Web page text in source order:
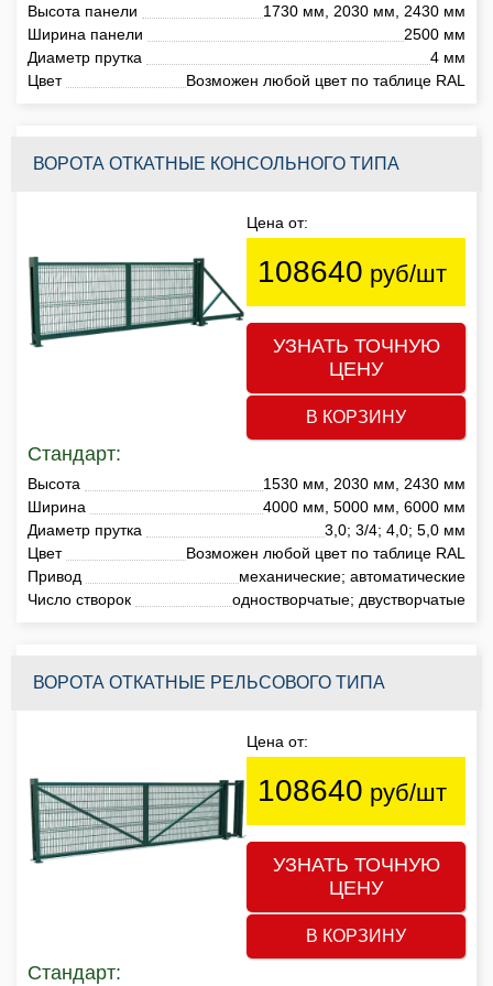
Высота панели
1730 мм, 2030 мм, 2430 мм
Ширина панели
2500 мм
Диаметр прутка
4 мм
Цвет
Возможен любой цвет по таблице RAL
ВОРОТА ОТКАТНЫЕ КОНСОЛЬНОГО ТИПА
Цена от:
108640 руб/шт
УЗНАТЬ ТОЧНУЮ
ЦЕНУ
В КОРЗИНУ
Стандарт:
Высота
1530 мм, 2030 мм, 2430 мм
Ширина
4000 мм, 5000 мм, 6000 мм
Диаметр прутка
3,0; 3/4; 4,0; 5,0 мм
Цвет
Возможен любой цвет по таблице RAL
Привод
механические; автоматические
Число створок
одностворчатые; двустворчатые
ВОРОТА ОТКАТНЫЕ РЕЛЬСОВОГО ТИПА
Цена от:
108640 руб/шт
УЗНАТЬ ТОЧНУЮ
ЦЕНУ
В КОРЗИНУ
Стандарт: